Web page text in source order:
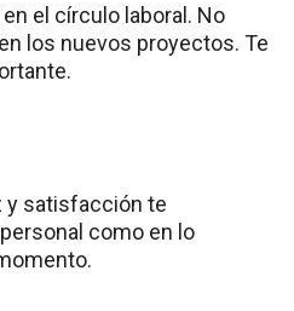
el círculo laboral. No
los nuevos proyectos. Te
y satisfacción te
como en lo